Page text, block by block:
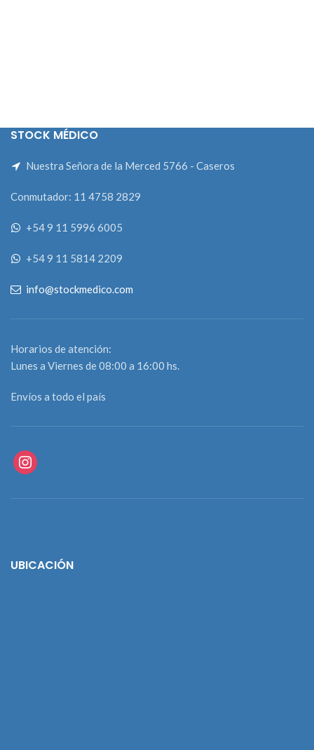
STOCK MÉDICO
Nuestra Señora de la Merced 5766 - Caseros
Conmutador: 11 4758 2829
+54 9 11 5996 6005
+54 9 11 5814 2209
info@stockmedico.com
Horarios de atención:
Lunes a Viernes de 08:00 a 16:00 hs.
Envíos a todo el país
instagram
UBICACIÓN